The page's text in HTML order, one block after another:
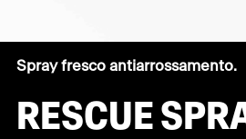
Spray fresco antiarrossamento.
RESCUE